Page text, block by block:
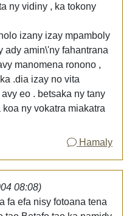
ny vidiny , ka tokony
izany izay mpamboly
ady amin\'ny fahantrana
manomena ronono ,
.dia izay no vita
eo . betsaka ny tany
ny vokatra miakatra
Hamaly
08:08)
fa efa nisy fotoana tena